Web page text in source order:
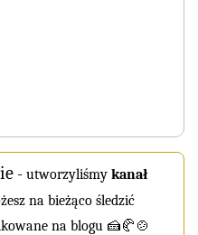
- utworzyliśmy kanał
na bieżąco śledzić
na blogu 🍰🥐🍲